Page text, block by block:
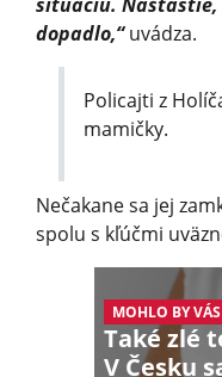
dopadlo,“uvádza.
Policajti z
mamičky.
Nečakane sa jej
spolu s kľúčmi
MOHLO BY
Také zlé
V Česku